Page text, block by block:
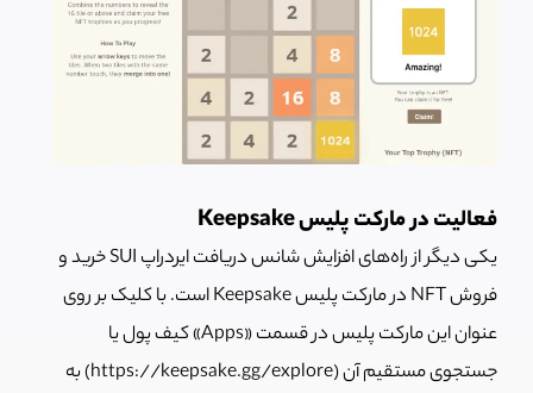
فعالیت در مارکت پلیس Keepsake
یکی دیگر از راه‌های افزایش شانس دریافت ایردراپ SUI خرید و
فروش NFT در مارکت پلیس Keepsake است. با کلیک بر روی
عنوان این مارکت پلیس در قسمت «Apps» کیف پول یا
جستجوی مستقیم آن (https://keepsake.gg/explore) به